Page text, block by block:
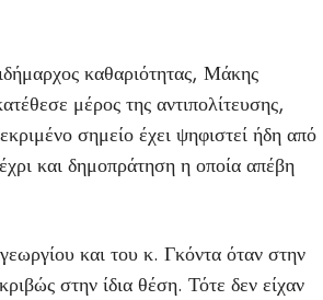
καθαριότητας, Μάκης
μέρος της αντιπολίτευσης,
σημείο έχει ψηφιστεί ήδη από
και δημοπράτηση η οποία απέβη
και του κ. Γκόντα όταν στην
στην ίδια θέση. Τότε δεν είχαν